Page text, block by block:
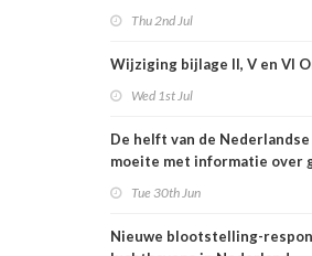
Thu 2nd Jul
Wijziging bijlage II, V en VI
Wed 1st Jul
De helft van de
moeite met informatie over
Tue 30th Jun
Nieuwe blootstelling-